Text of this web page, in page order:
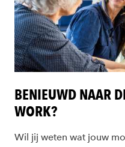
BENIEUWD NAAR
WORK?
Wil jij weten wat jouw